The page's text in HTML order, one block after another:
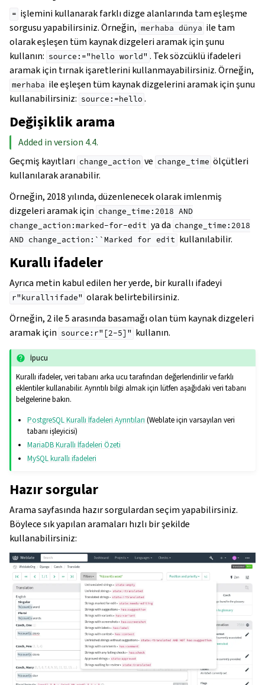
= işlemini kullanarak farklı dizge alanlarında tam eşleşme
sorgusu yapabilirsiniz. Örneğin, merhaba dünya ile tam
olarak eşleşen tüm kaynak dizgeleri aramak için şunu
kullanın: source:="hello world" . Tek sözcüklü ifadeleri
aramak için tırnak işaretlerini kullanmayabilirsiniz. Örneğin,
merhaba ile eşleşen tüm kaynak dizgelerini aramak için şunu
kullanabilirsiniz: source:=hello .
Değişiklik arama
Added in version 4.4.
Geçmiş kayıtları change_action ve change_time ölçütleri
kullanılarak aranabilir.
Örneğin, 2018 yılında, düzenlenecek olarak imlenmiş
dizgeleri aramak için change_time:2018 AND
change_action:marked-for-edit ya da change_time:2018
AND change_action:``Marked for edit kullanılabilir.
Kurallı ifadeler
Ayrıca metin kabul edilen her yerde, bir kurallı ifadeyi
r"kurallıifade" olarak belirtebilirsiniz.
Örneğin, 2 ile 5 arasında basamağı olan tüm kaynak dizgeleri
aramak için source:r"[2-5]" kullanın.
İpucu
Kurallı ifadeler, veri tabanı arka ucu tarafından değerlendirilir ve farklı
eklentiler kullanabilir. Ayrıntılı bilgi almak için lütfen aşağıdaki veri tabanı
belgelerine bakın.
PostgreSQL Kurallı İfadeleri Ayrıntıları (Weblate için varsayılan veri
tabanı işleyicisi)
MariaDB Kurallı İfadeleri Özeti
MySQL kurallı ifadeleri
Hazır sorgular
Arama sayfasında hazır sorgulardan seçim yapabilirsiniz.
Böylece sık yapılan aramaları hızlı bir şekilde
kullanabilirsiniz: